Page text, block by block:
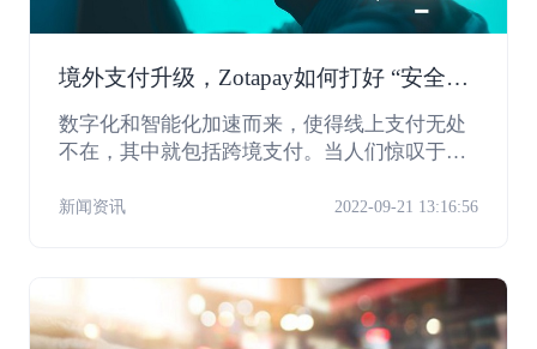
境外支付升级，Zotapay如何打好 “安全
牌”？
数字化和智能化加速而来，使得线上支付无处
不在，其中就包括跨境支付。当人们惊叹于线
安全隐患和风险。ZotaPay作为全球支付技术服
新闻资讯 2022-09-21 13:16:56